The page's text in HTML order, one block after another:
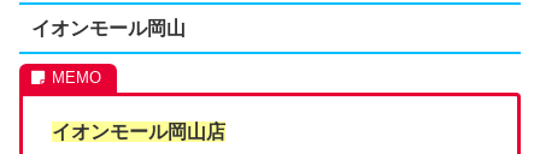
イオンモール岡山
イオンモール岡山店